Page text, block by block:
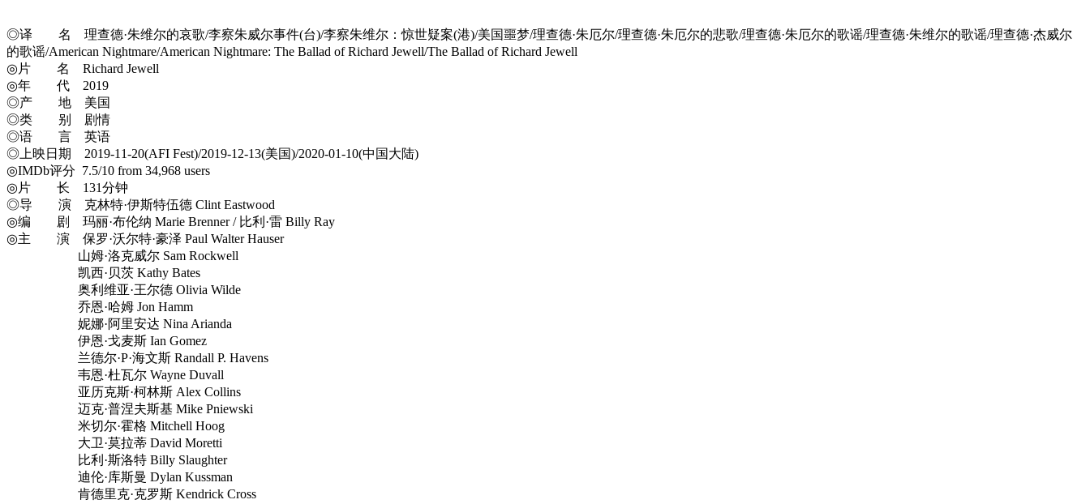
◎译 名 理查德·朱维尔的哀歌/李察朱威尔事件(台)/李察朱维尔：惊世疑案(港)/美国噩梦/理查德·朱厄尔/理查德·朱厄尔的悲歌/理查德·朱厄尔的歌谣/理查德·朱维尔的歌谣/理查德·杰威尔
的歌谣/American Nightmare/American Nightmare: The Ballad of Richard Jewell/The Ballad of Richard Jewell
◎片 名 Richard Jewell
◎年 代 2019
◎产 地 美国
◎类 别 剧情
◎语 言 英语
◎上映日期 2019-11-20(AFI Fest)/2019-12-13(美国)/2020-01-10(中国大陆)
◎IMDb评分 7.5/10 from 34,968 users
◎片 长 131分钟
◎导 演 克林特·伊斯特伍德 Clint Eastwood
◎编 剧 玛丽·布伦纳 Marie Brenner / 比利·雷 Billy Ray
◎主 演 保罗·沃尔特·豪泽 Paul Walter Hauser
山姆·洛克威尔 Sam Rockwell
凯西·贝茨 Kathy Bates
奥利维亚·王尔德 Olivia Wilde
乔恩·哈姆 Jon Hamm
妮娜·阿里安达 Nina Arianda
伊恩·戈麦斯 Ian Gomez
兰德尔·P·海文斯 Randall P. Havens
韦恩·杜瓦尔 Wayne Duvall
亚历克斯·柯林斯 Alex Collins
迈克·普涅夫斯基 Mike Pniewski
米切尔·霍格 Mitchell Hoog
大卫·莫拉蒂 David Moretti
比利·斯洛特 Billy Slaughter
迪伦·库斯曼 Dylan Kussman
肯德里克·克罗斯 Kendrick Cross